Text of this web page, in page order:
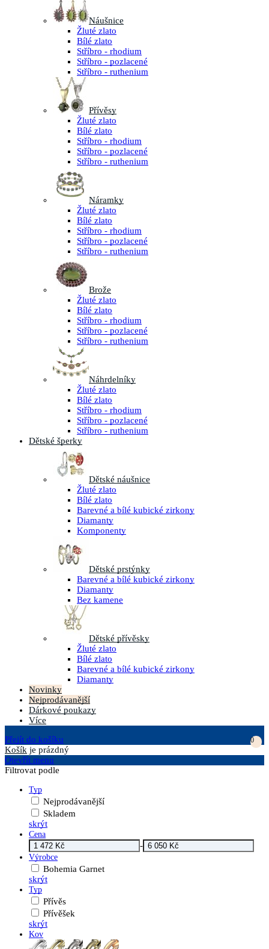
Náušnice
Žluté zlato
Bílé zlato
Stříbro - rhodium
Stříbro - pozlacené
Stříbro - ruthenium
Přívěsy
Žluté zlato
Bílé zlato
Stříbro - rhodium
Stříbro - pozlacené
Stříbro - ruthenium
Náramky
Žluté zlato
Bílé zlato
Stříbro - rhodium
Stříbro - pozlacené
Stříbro - ruthenium
Brože
Žluté zlato
Bílé zlato
Stříbro - rhodium
Stříbro - pozlacené
Stříbro - ruthenium
Náhrdelníky
Žluté zlato
Bílé zlato
Stříbro - rhodium
Stříbro - pozlacené
Stříbro - ruthenium
Dětské šperky
Dětské náušnice
Žluté zlato
Bílé zlato
Barevné a bílé kubické zirkony
Diamanty
Komponenty
Dětské prstýnky
Barevné a bílé kubické zirkony
Diamanty
Bez kamene
Dětské přívěsky
Žluté zlato
Bílé zlato
Barevné a bílé kubické zirkony
Diamanty
Novinky
Nejprodávanější
Dárkové poukazy
Více
Přejít do košíku
0
Košík je prázdný
Otevřít menu
Filtrovat podle
Typ
Nejprodávanější
Skladem
skrýt
Cena
-
Výrobce
Bohemia Garnet
skrýt
Typ
Přívěs
Přívěšek
skrýt
Kov